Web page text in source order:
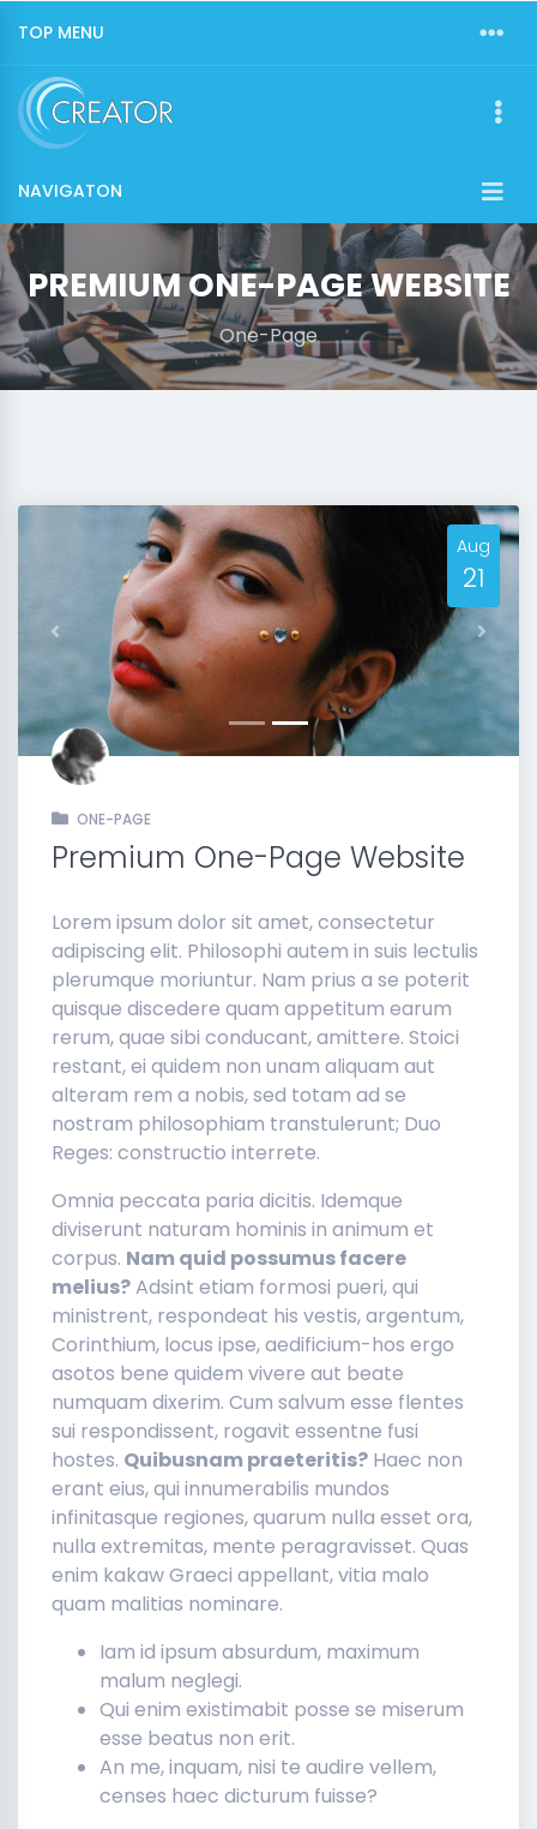
TOP MENU
NAVIGATON
PREMIUM ONE-PAGE WEBSITE
One-Page
Previous Next
Aug
21
ONE-PAGE
Premium One-Page Website
Lorem ipsum dolor sit amet, consectetur
adipiscing elit. Philosophi autem in suis lectulis
plerumque moriuntur. Nam prius a se poterit
quisque discedere quam appetitum earum
rerum, quae sibi conducant, amittere. Stoici
restant, ei quidem non unam aliquam aut
alteram rem a nobis, sed totam ad se
nostram philosophiam transtulerunt; Duo
Reges: constructio interrete.
Omnia peccata paria dicitis. Idemque
diviserunt naturam hominis in animum et
corpus. Nam quid possumus facere
melius?Adsint etiam formosi pueri, qui
ministrent, respondeat his vestis, argentum,
Corinthium, locus ipse, aedificium-hos ergo
asotos bene quidem vivere aut beate
numquam dixerim. Cum salvum esse flentes
sui respondissent, rogavit essentne fusi
hostes. Quibusnam praeteritis? Haec non
erant eius, qui innumerabilis mundos
infinitasque regiones, quarum nulla esset ora,
nulla extremitas, mente peragravisset. Quas
enim kakaw Graeci appellant, vitia malo
quam malitias nominare.
Iam id ipsum absurdum, maximum
malum neglegi.
Qui enim existimabit posse se miserum
esse beatus non erit.
An me, inquam, nisi te audire vellem,
censes haec dicturum fuisse?